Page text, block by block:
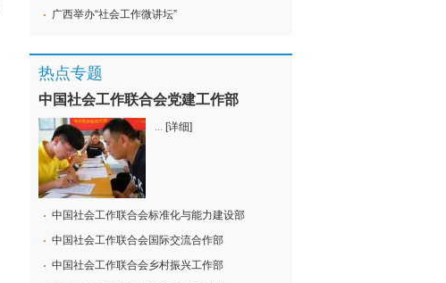
广西举办“社会工作微讲坛”
热点专题
中国社会工作联合会党建工作部
... [详细]
中国社会工作联合会标准化与能力建设部
中国社会工作联合会国际交流合作部
中国社会工作联合会乡村振兴工作部